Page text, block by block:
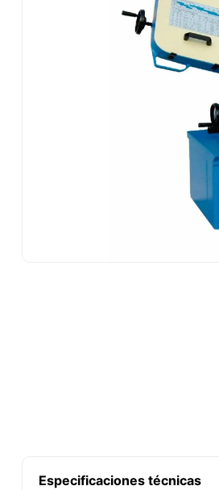
Especificaciones técnicas